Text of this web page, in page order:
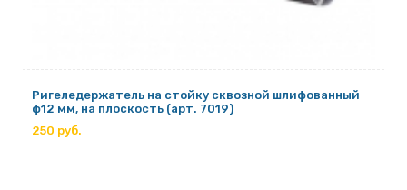
Ригеледержатель на стойку сквозной шлифованный
ф12 мм, на плоскость (арт. 7019)
250 руб.